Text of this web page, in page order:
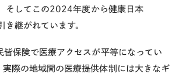
そしてこの2024年度から健康日本
き継がれています。
皆保険で医療アクセスが平等になってい
実際の地域間の医療提供体制には大きなギ